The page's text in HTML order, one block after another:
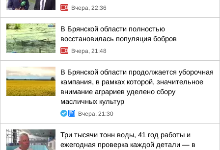
Вчера, 22:36
В Брянской области полностью
восстановилась популяция бобров
Вчера, 21:48
В Брянской области продолжается уборочная
кампания, в рамках которой, значительное
внимание аграриев уделено сбору
масличных культур
Вчера, 21:30
Три тысячи тонн воды, 41 год работы и
ежегодная проверка каждой детали — в